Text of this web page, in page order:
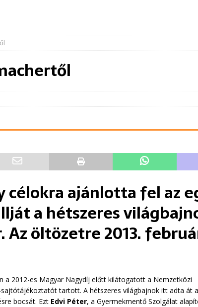
ajánlotta fel az
a hétszeres
Az öltözetre 2013.
a 2012-es Magyar Nagydíj előtt kilátogatott a Nemzetközi
tartott. A hétszeres világbajnok itt adta át a
bocsát. Ezt Edvi Péter, a Gyermekmentő Szolgálat